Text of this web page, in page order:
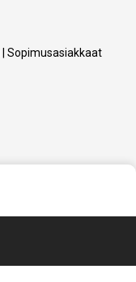
Sopimusasiakkaat